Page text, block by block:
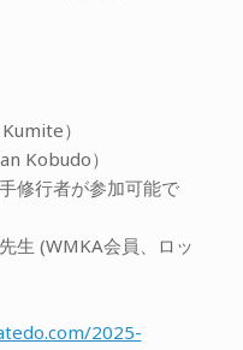
）
Kobudo）
修行者が参加可能で
生 (WMKA会員、ロッ
2025-